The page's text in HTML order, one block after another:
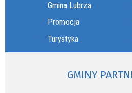
Gmina Lubrza
Promocja
Turystyka
GMINY